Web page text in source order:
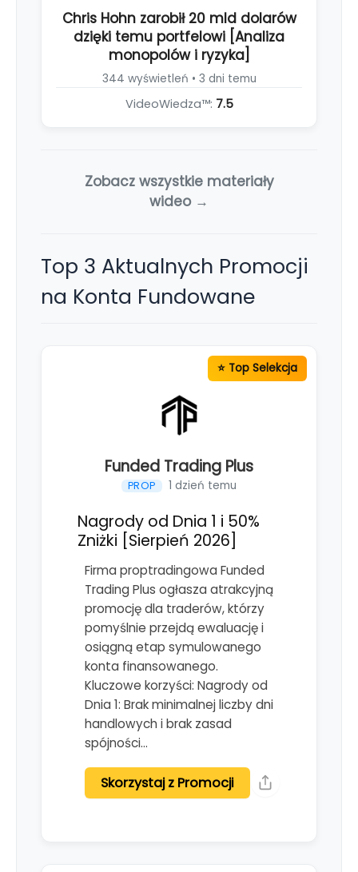
Chris Hohn zarobił 20 mld dolarów
dzięki temu portfelowi [Analiza
monopolów i ryzyka]
344 wyświetleń • 3 dni temu
VideoWiedza™: 7.5
Zobacz wszystkie materiały
wideo →
Top 3 Aktualnych Promocji
na Konta Fundowane
Funded Trading Plus
PROP 1 dzień temu
Nagrody od Dnia 1 i 50%
Zniżki [Sierpień 2026]
Firma proptradingowa Funded
Trading Plus ogłasza atrakcyjną
promocję dla traderów, którzy
pomyślnie przejdą ewaluację i
osiągną etap symulowanego
konta finansowanego.
Kluczowe korzyści: Nagrody od
Dnia 1: Brak minimalnej liczby dni
handlowych i brak zasad
spójności…
Skorzystaj z Promocji